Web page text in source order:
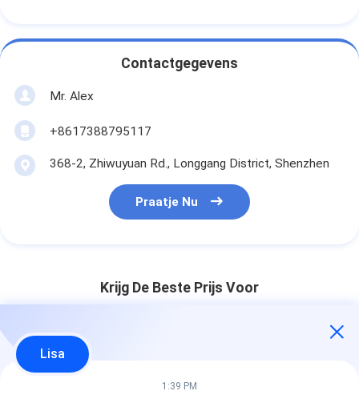
Contactgegevens
Mr. Alex
+8617388795117
368-2, Zhiwuyuan Rd., Longgang District, Shenzhen
Praatje Nu
Krijg De Beste Prijs Voor
Lisa
1:39 PM